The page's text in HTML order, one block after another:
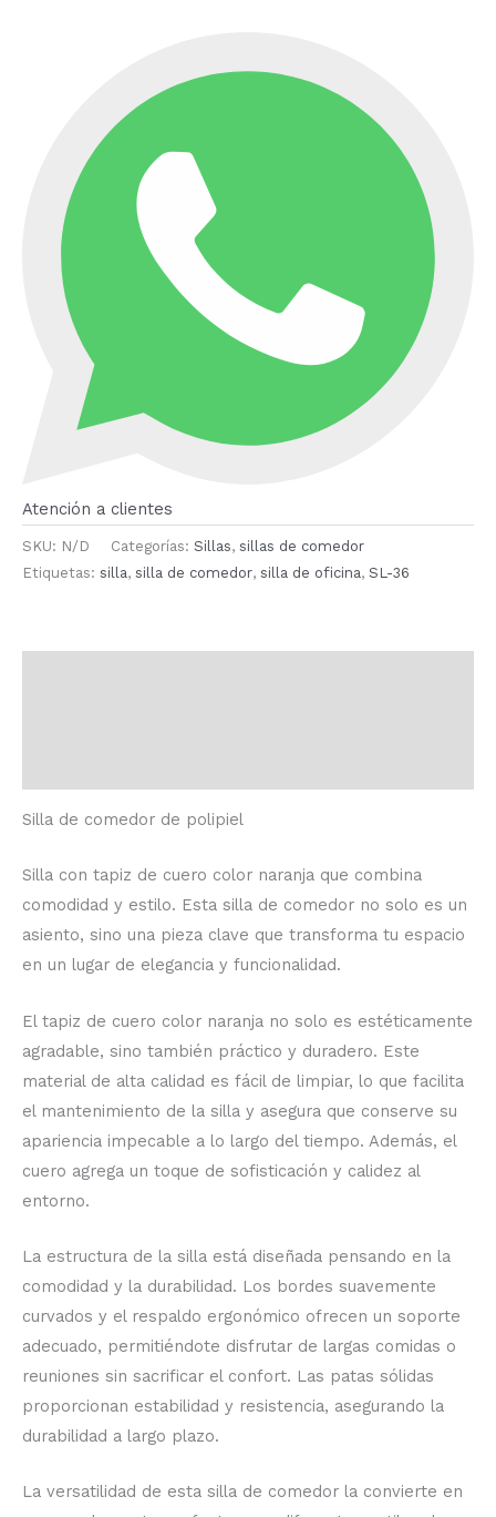
Atención a clientes
SKU: N/D Categorías: Sillas, sillas de comedor
Etiquetas: silla, silla de comedor, silla de oficina, SL-36
Silla de comedor de polipiel
Silla con tapiz de cuero color naranja que combina
comodidad y estilo. Esta silla de comedor no solo es un
asiento, sino una pieza clave que transforma tu espacio
en un lugar de elegancia y funcionalidad.
El tapiz de cuero color naranja no solo es estéticamente
agradable, sino también práctico y duradero. Este
material de alta calidad es fácil de limpiar, lo que facilita
el mantenimiento de la silla y asegura que conserve su
apariencia impecable a lo largo del tiempo. Además, el
cuero agrega un toque de sofisticación y calidez al
entorno.
La estructura de la silla está diseñada pensando en la
comodidad y la durabilidad. Los bordes suavemente
curvados y el respaldo ergonómico ofrecen un soporte
adecuado, permitiéndote disfrutar de largas comidas o
reuniones sin sacrificar el confort. Las patas sólidas
proporcionan estabilidad y resistencia, asegurando la
durabilidad a largo plazo.
La versatilidad de esta silla de comedor la convierte en